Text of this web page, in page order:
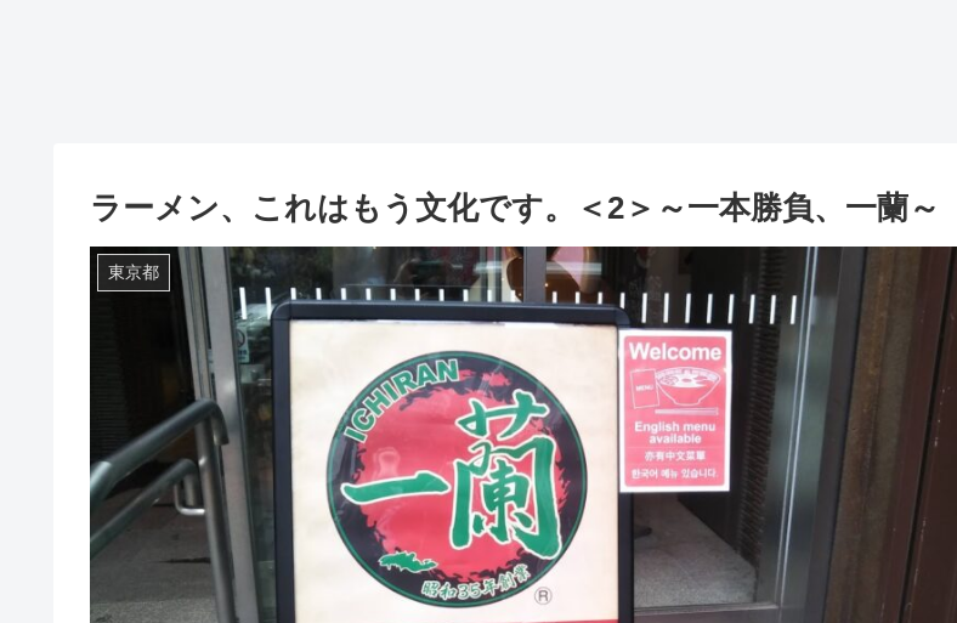
ラーメン、これはもう文化です。＜2＞～一本勝負、一蘭～
東京都